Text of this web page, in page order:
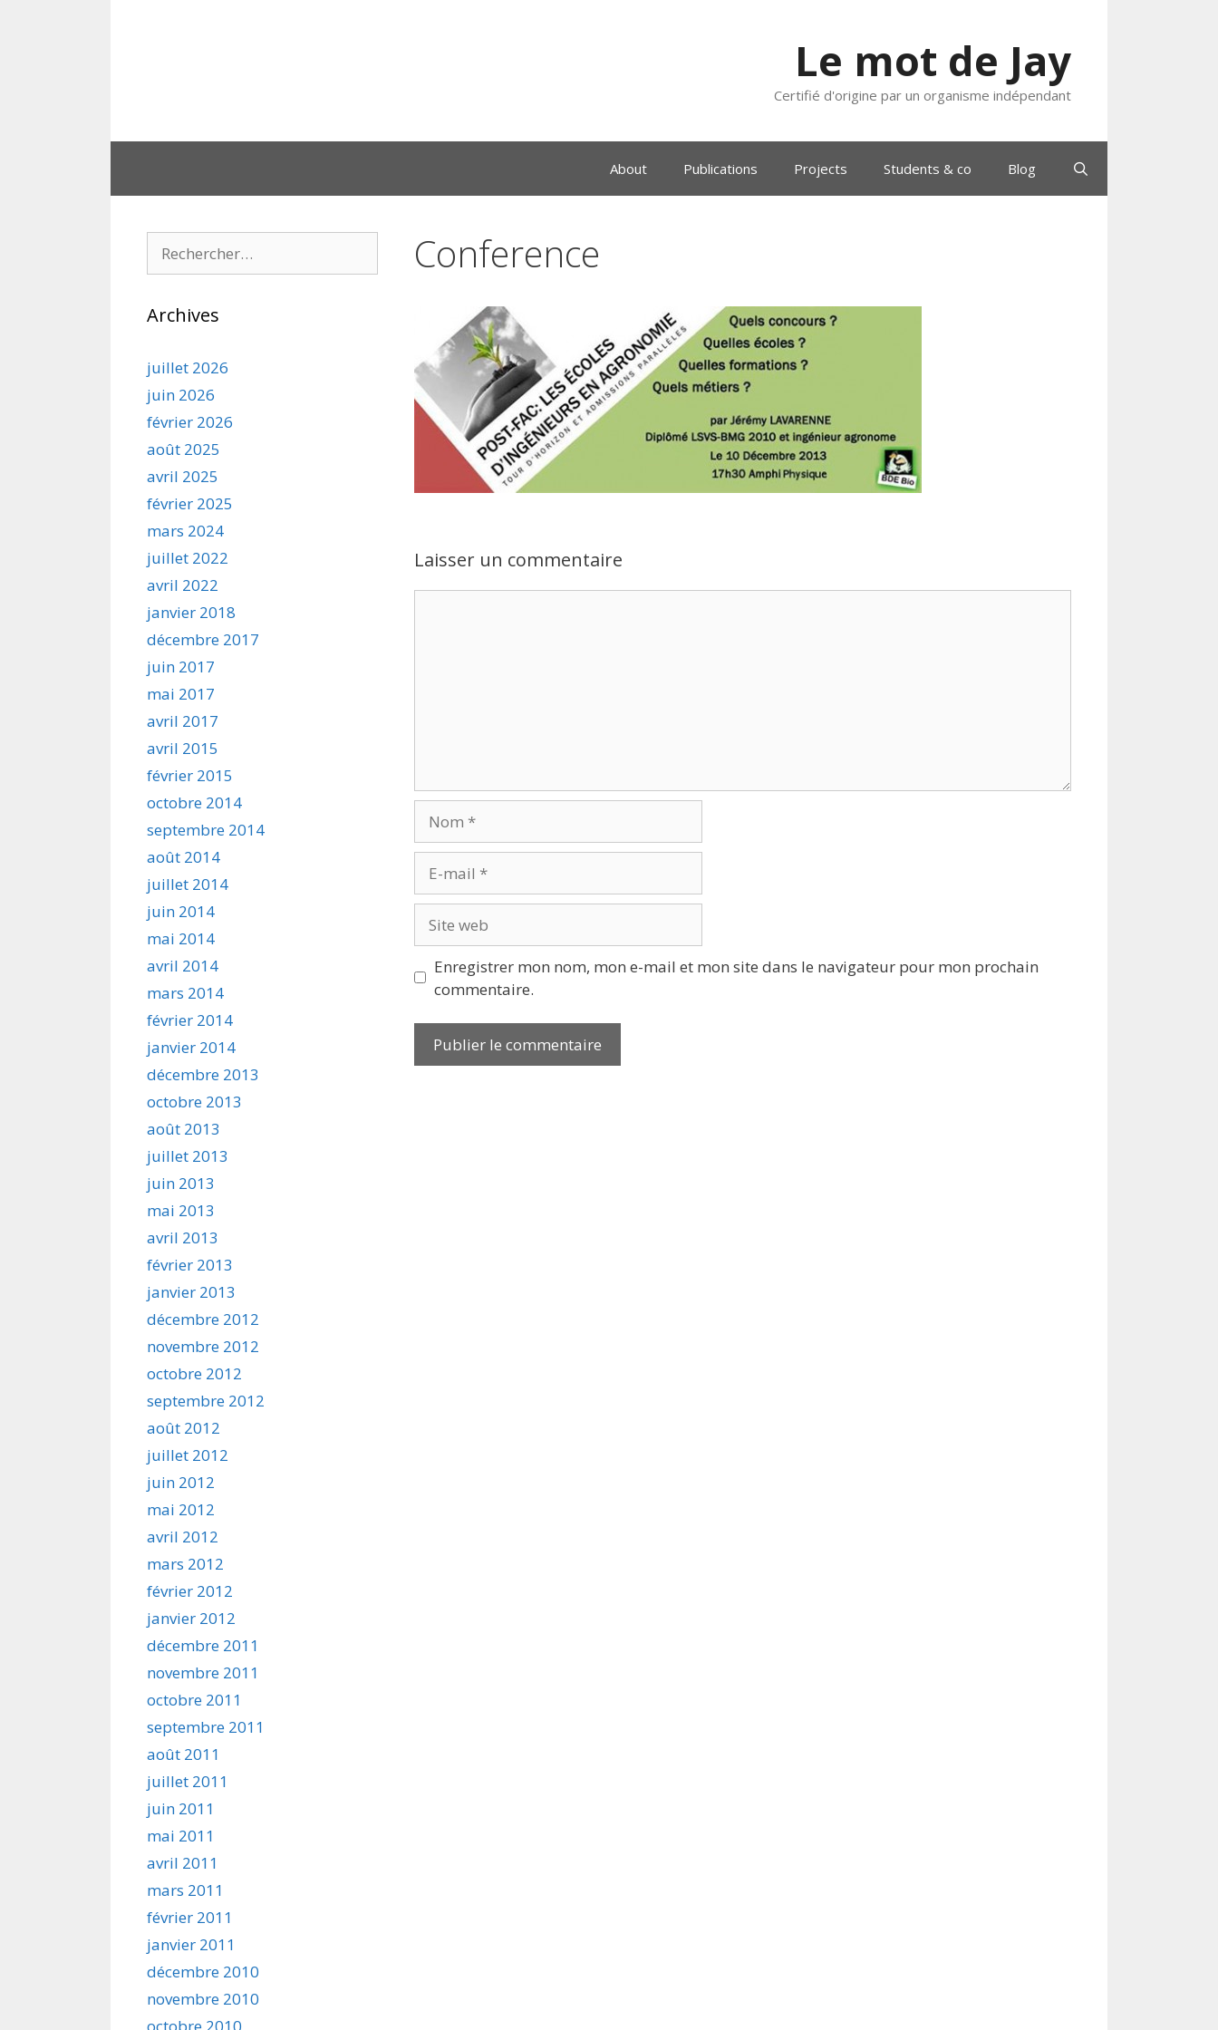
Le mot de Jay
Certifié d'origine par un organisme indépendant
About Publications Projects Students & co Blog
Conference
Laisser un commentaire
mail
web
Enregistrer mon nom, mon e-mail et mon site dans le navigateur pour mon prochain
commentaire.
Archives
juillet 2026
juin 2026
février 2026
août 2025
avril 2025
février 2025
mars 2024
juillet 2022
avril 2022
janvier 2018
décembre 2017
juin 2017
mai 2017
avril 2017
avril 2015
février 2015
octobre 2014
septembre 2014
août 2014
juillet 2014
juin 2014
mai 2014
avril 2014
mars 2014
février 2014
janvier 2014
décembre 2013
octobre 2013
août 2013
juillet 2013
juin 2013
mai 2013
avril 2013
février 2013
janvier 2013
décembre 2012
novembre 2012
octobre 2012
septembre 2012
août 2012
juillet 2012
juin 2012
mai 2012
avril 2012
mars 2012
février 2012
janvier 2012
décembre 2011
novembre 2011
octobre 2011
septembre 2011
août 2011
juillet 2011
juin 2011
mai 2011
avril 2011
mars 2011
février 2011
janvier 2011
décembre 2010
novembre 2010